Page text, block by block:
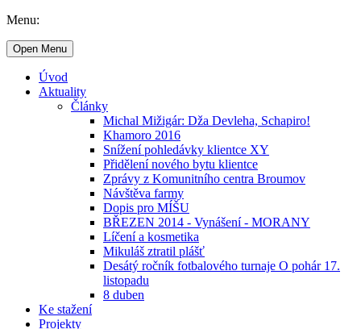
Menu:
Open Menu
Úvod
Aktuality
Články
Michal Mižigár: Dža Devleha, Schapiro!
Khamoro 2016
Snížení pohledávky klientce XY
Přidělení nového bytu klientce
Zprávy z Komunitního centra Broumov
Návštěva farmy
Dopis pro MÍŠU
BŘEZEN 2014 - Vynášení - MORANY
Líčení a kosmetika
Mikuláš ztratil plášť
Desátý ročník fotbalového turnaje O pohár 17.
listopadu
8 duben
Ke stažení
Projekty